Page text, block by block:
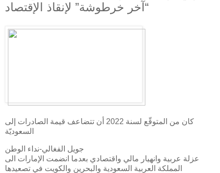
“آخر خرطوشة” لإنقاذ الإقتصاد
كان من المتوقّع لسنة 2022 أن تتضاعف قيمة الصادرات إلى
السعوديّة
جويل الفغالي-نداء الوطن
عزلة عربية وانهيار مالي واقتصادي بعدما انضمت الإمارات الى
المملكة العربية السعودية والبحرين والكويت في تصعيدها